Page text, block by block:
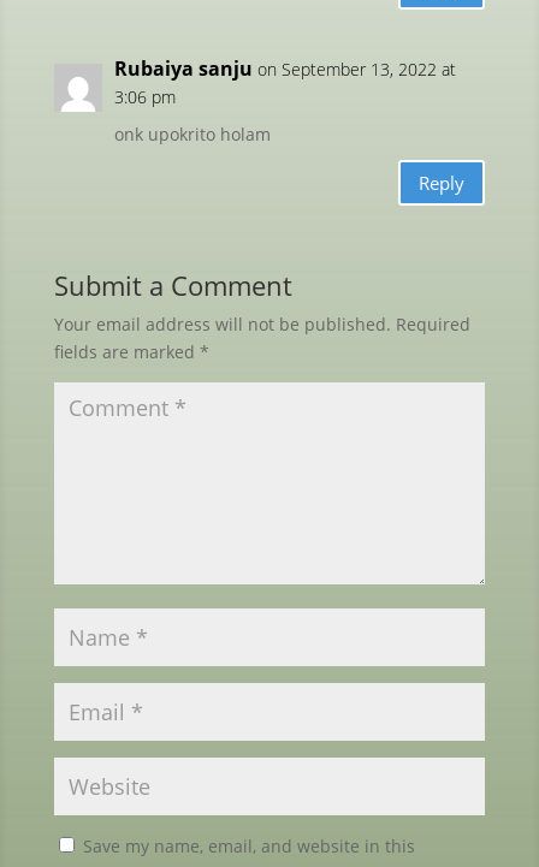
Rubaiya sanju on September 13, 2022 at
3:06 pm
onk upokrito holam
Reply
Submit a Comment
Your email address will not be published. Required
fields are marked *
Save my name, email, and website in this